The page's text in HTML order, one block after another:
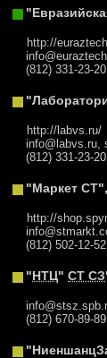
http://
(812) 331-23-
http://labvs.ru/
info@labvs.ru,
(812) 331-23-
"Маркет
http://
(812) 502-12-52
"НТЦ" СТ СЗ
(812) 670-89-